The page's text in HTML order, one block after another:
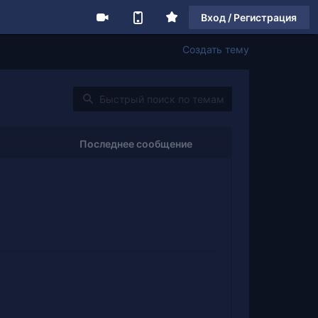
Вход / Регистрация
Создать тему
Последнее сообщение